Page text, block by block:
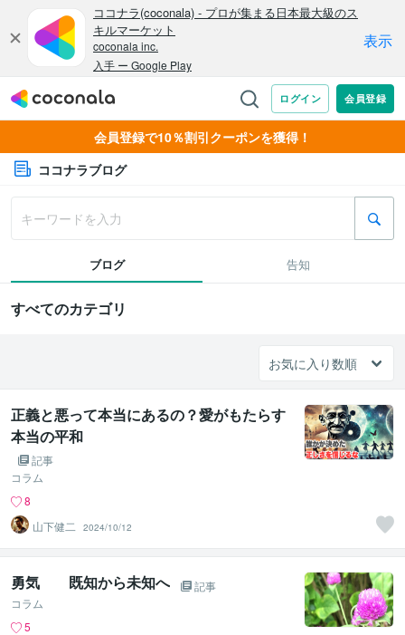
会員登録で10％割引クーポンを獲得！
ココナラブログ
ブログ 告知
すべてのカテゴリ
正義と悪って本当にあるの？愛がもたらす
本当の平和
記事
コラム
8
山下健二
2024/10/12
勇気 既知から未知へ
記事
コラム
5